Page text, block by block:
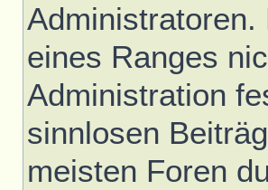
Administratoren.
eines Ranges
Administration
sinnlosen
meisten Foren